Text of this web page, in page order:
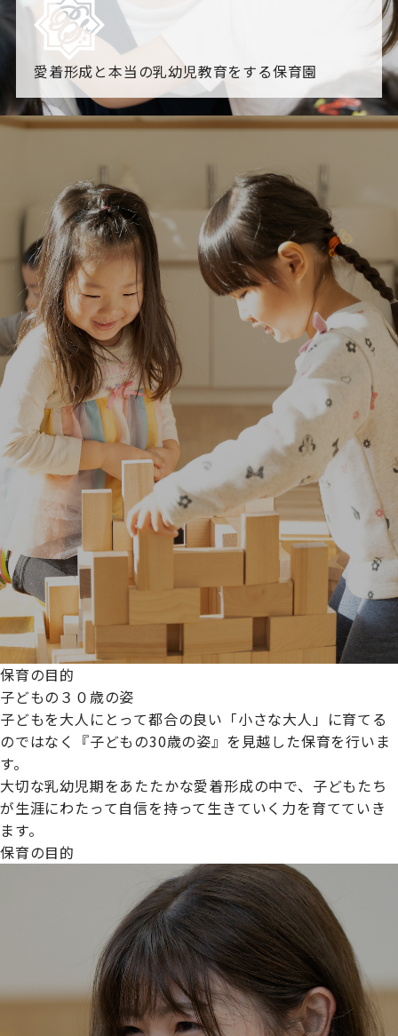
愛着形成と本当の乳幼児教育をする保育園
園からのお知らせ
「すくすく子育て」でリトルスター保育園が紹介されま
各園のブログ
2026.08.06 赤しそジュース作り～にじ組～2026.08.0
5 【そら組】誕生会
一覧を見る
プライムスターほいくえんグループは女性が安心して働き
続けられる環境づくりに取り組んでおり、厚生労働省の
【えるぼし認定(☆☆)】
保育の目的
子どもの３０歳の姿
子どもを大人にとって都合の良い「小さな大人」に育てる
のではなく『子どもの30歳の姿』を見越した保育を行いま
す。
大切な乳幼児期をあたたかな愛着形成の中で、子どもたち
が生涯にわたって自信を持って生きていく力を育てていき
ます。
保育の目的